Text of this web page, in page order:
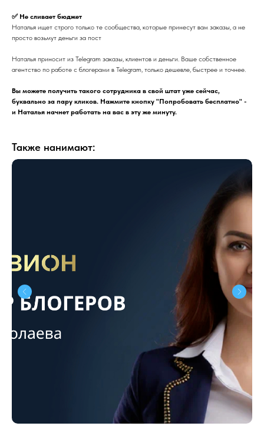
✅ Не сливает бюджет
Наталья ищет строго только те сообщества, которые принесут вам заказы, а не
просто возьмут деньги за пост
Наталья приносит из Telegram заказы, клиентов и деньги. Ваше собственное
агентство по работе с блогерами в Telegram, только дешевле, быстрее и точнее.
Вы можете получить такого сотрудника в свой штат уже сейчас,
буквально за пару кликов. Нажмите кнопку "Попробовать бесплатно" -
и Наталья начнет работать на вас в эту же минуту.
Также нанимают: